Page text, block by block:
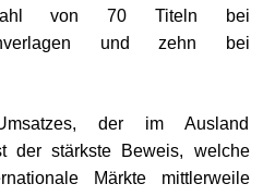
Zahl von 70 Titeln bei
und zehn bei
der im Ausland
der stärkste Beweis, welche
Märkte mittlerweile